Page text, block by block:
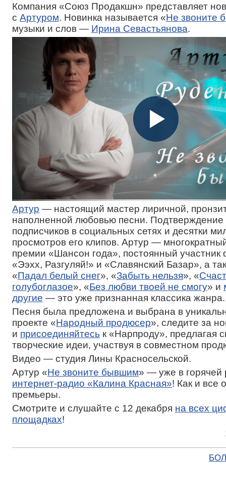
Компания «Союз Продакшн» представляет
с Артуром. Новинка называется «Не звоните
музыки и слов — Ирина Севастьянова.
Артур — настоящий мастер лиричной,
наполненной любовью песни.
подписчиков в социальных сетях и десятки
просмотров его клипов. Артур —
премии «Шансон года», постоянный участник
«Ээхх, Разгуляй!» и «Славянский Базар», а
«Падал белый снег», «Забыть нельзя», «
голубоглазое», «Без любви твоей не смогу» и
другие — это уже признанная классика жанра.
Песня была предложена и выбрана в
проекте «Народный продюсер», следите за
и присоединяйтесь к «Нарпроду», предлагая
творческие идеи, участвуя в совместном
Видео — студия Лины Красносельской.
Артур «Не звоните бывшим» — уже в горячей
интернет-радио «Калина Красная»! Как и все
премьеры.
Смотрите и слушайте с 12 декабря на всех
площадках!